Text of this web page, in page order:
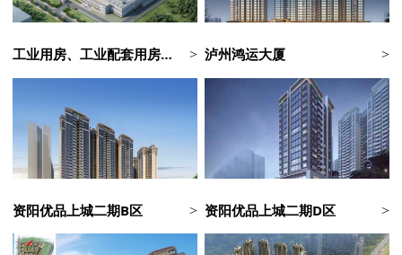
工业用房、工业配套用房及配套设施项目（2501-510105-07-02-620418) > 泸州鸿运大厦 >
资阳优品上城二期B区 > 资阳优品上城二期D区 >